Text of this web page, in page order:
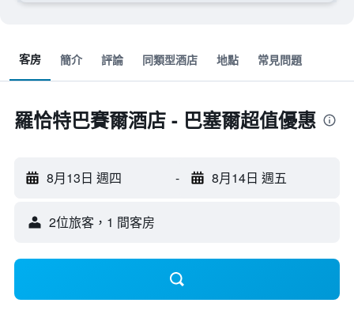
客房 簡介 評論 同類型酒店 地點 常見問題
羅恰特巴賽爾酒店 - 巴塞爾超值優惠
8月13日 週四 - 8月14日 週五
2位旅客，1 間客房